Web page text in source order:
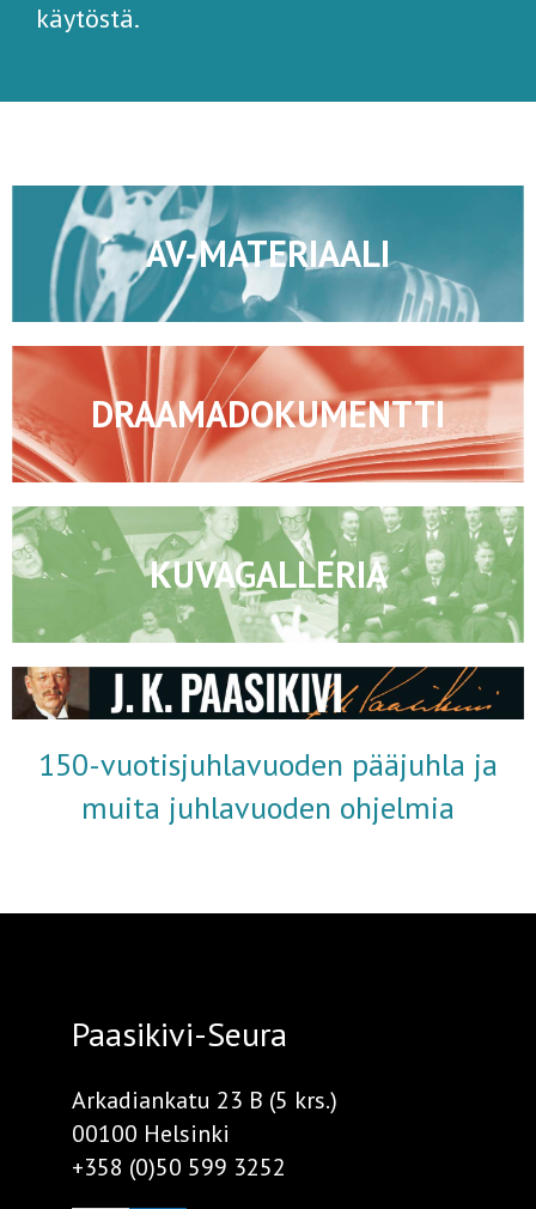
käytöstä.
AV-MATERIAALI
DRAAMADOKUMENTTI
KUVAGALLERIA
150-vuotisjuhlavuoden pääjuhla ja
muita juhlavuoden ohjelmia
Paasikivi-Seura
Arkadiankatu 23 B (5 krs.)
00100 Helsinki
+358 (0)50 599 3252